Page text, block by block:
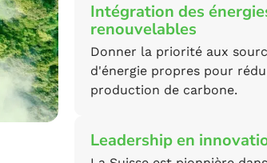
Intégration des
renouvelables
Donner la priorité aux
d'énergie propres pour
production de carbone.
Leadership en